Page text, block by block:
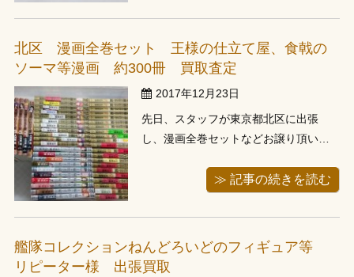
フと2名でお伺いしました。クラシック
音楽や詩、時代劇がお好きでだったこ
とをお聞きしておりましたが、音...
北区 漫画全巻セット 王様の仕立て屋、食戟の
ソーマ等漫画 約300冊 買取査定
2017年12月23日
先日、スタッフが東京都北区に出張
し、漫画全巻セットなどお譲り頂いて
200冊位とお聞きしておりましたが、お
つもなく全て全巻セットでございまし
た。キングダム、ジャイアントキリン
グ、食戟のソーマなどどれも需要のあ...
≫ 記事の続きを読む
艦隊コレクションねんどろいどのフィギュア等
リピーター様 出張買取